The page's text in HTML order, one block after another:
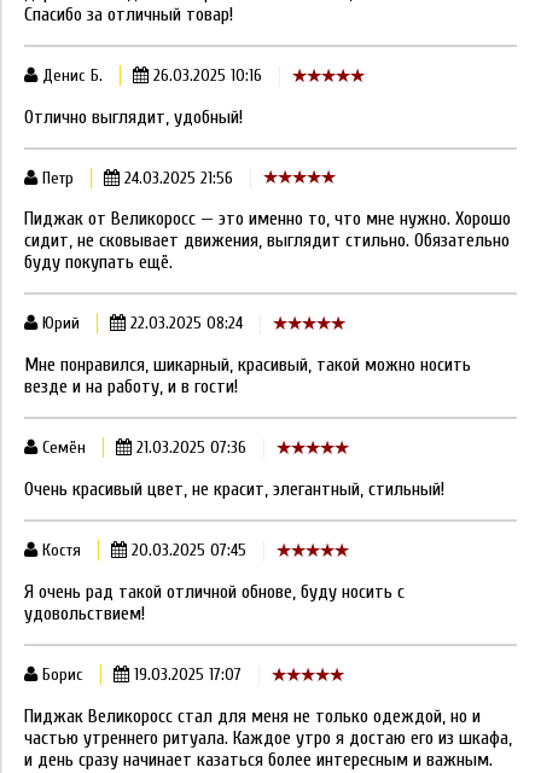
Спасибо за отличный товар!
Денис Б. 26.03.2025 10:16
Отлично выглядит, удобный!
Петр 24.03.2025 21:56
Пиджак от Великоросс — это именно то, что мне нужно. Хорошо
сидит, не сковывает движения, выглядит стильно. Обязательно
буду покупать ещё.
Юрий 22.03.2025 08:24
Мне понравился, шикарный, красивый, такой можно носить
везде и на работу, и в гости!
Семён 21.03.2025 07:36
Очень красивый цвет, не красит, элегантный, стильный!
Костя 20.03.2025 07:45
Я очень рад такой отличной обнове, буду носить с
удовольствием!
Борис 19.03.2025 17:07
Пиджак Великоросс стал для меня не только одеждой, но и
частью утреннего ритуала. Каждое утро я достаю его из шкафа,
и день сразу начинает казаться более интересным и важным.